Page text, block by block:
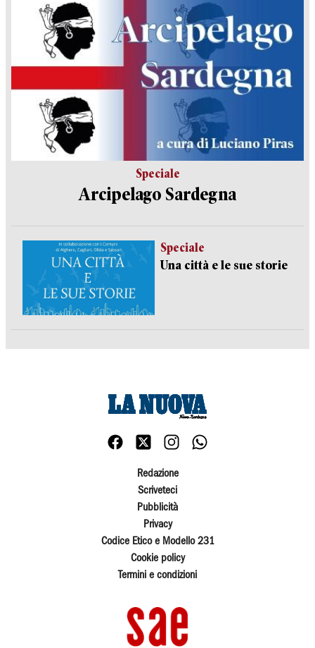
Speciale
Arcipelago Sardegna
Speciale
Una città e le sue storie
Redazione
Scriveteci
Pubblicità
Privacy
Codice Etico e Modello 231
Cookie policy
Termini e condizioni